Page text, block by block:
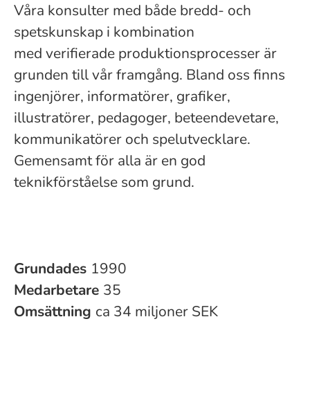
Våra konsulter med både bredd- och
spetskunskap i kombination
med verifierade produktionsprocesser är
grunden till vår framgång. Bland oss finns
ingenjörer, informatörer, grafiker,
illustratörer, pedagoger, beteendevetare,
kommunikatörer och spelutvecklare.
Gemensamt för alla är en god
teknikförståelse som grund.
Grundades 1990
Medarbetare 35
Omsättning ca 34 miljoner SEK